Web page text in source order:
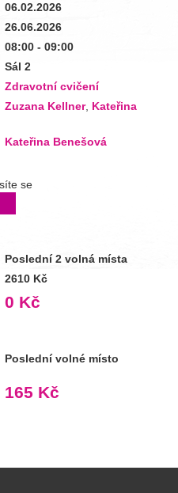
06.02.2026
26.06.2026
08:00 - 09:00
Sál 2
Zdravotní cvičení
Zuzana Kellner, Kateřina
Kateřina Benešová
se
Poslední 2 volná místa
2610 Kč
0 Kč
Poslední volné místo
165 Kč